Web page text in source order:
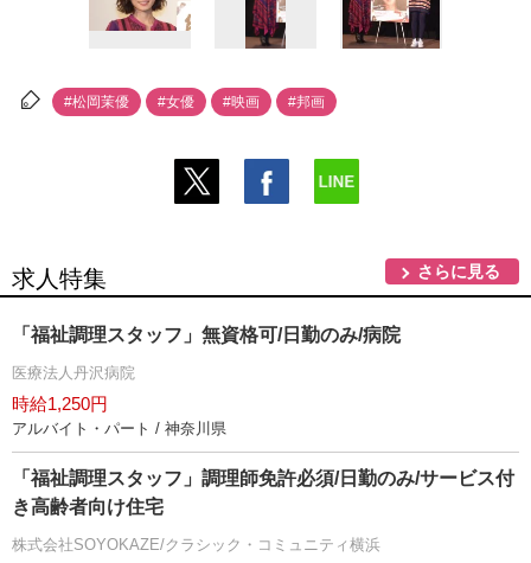
#松岡茉優 #女優 #映画 #邦画
求人特集 さらに見る
「福祉調理スタッフ」無資格可/日勤のみ/病院
医療法人丹沢病院
時給1,250円
アルバイト・パート / 神奈川県
「福祉調理スタッフ」調理師免許必須/日勤のみ/サービス付
き高齢者向け住宅
株式会社SOYOKAZE/クラシック・コミュニティ横浜